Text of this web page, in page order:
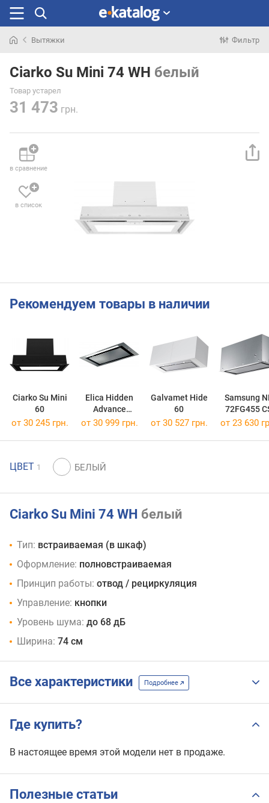
раньше
Вытяжки Фильтр
Ciarko Su Mini 74 WH белый
Товар устарел
31 473 грн.
в сравнение
в список
Рекомендуем товары в наличии
Ciarko Su Mini
60
Elica Hidden
Advance
IX/A/52
Galvamet Hide
60
Samsung
72FG455
от 30 245 грн. от 30 999 грн. от 30 527 грн. от 23 630
ЦВЕТ 1
Ciarko Su Mini 74 WH белый
Тип: встраиваемая (в шкаф)
Оформление: полновстраиваемая
Принцип работы: отвод / рециркуляция
Управление: кнопки
Уровень шума: до 68 дБ
Ширина: 74 см
Все характеристики Подробнее
Где купить?
В настоящее время этой модели нет в продаже.
Полезные статьи